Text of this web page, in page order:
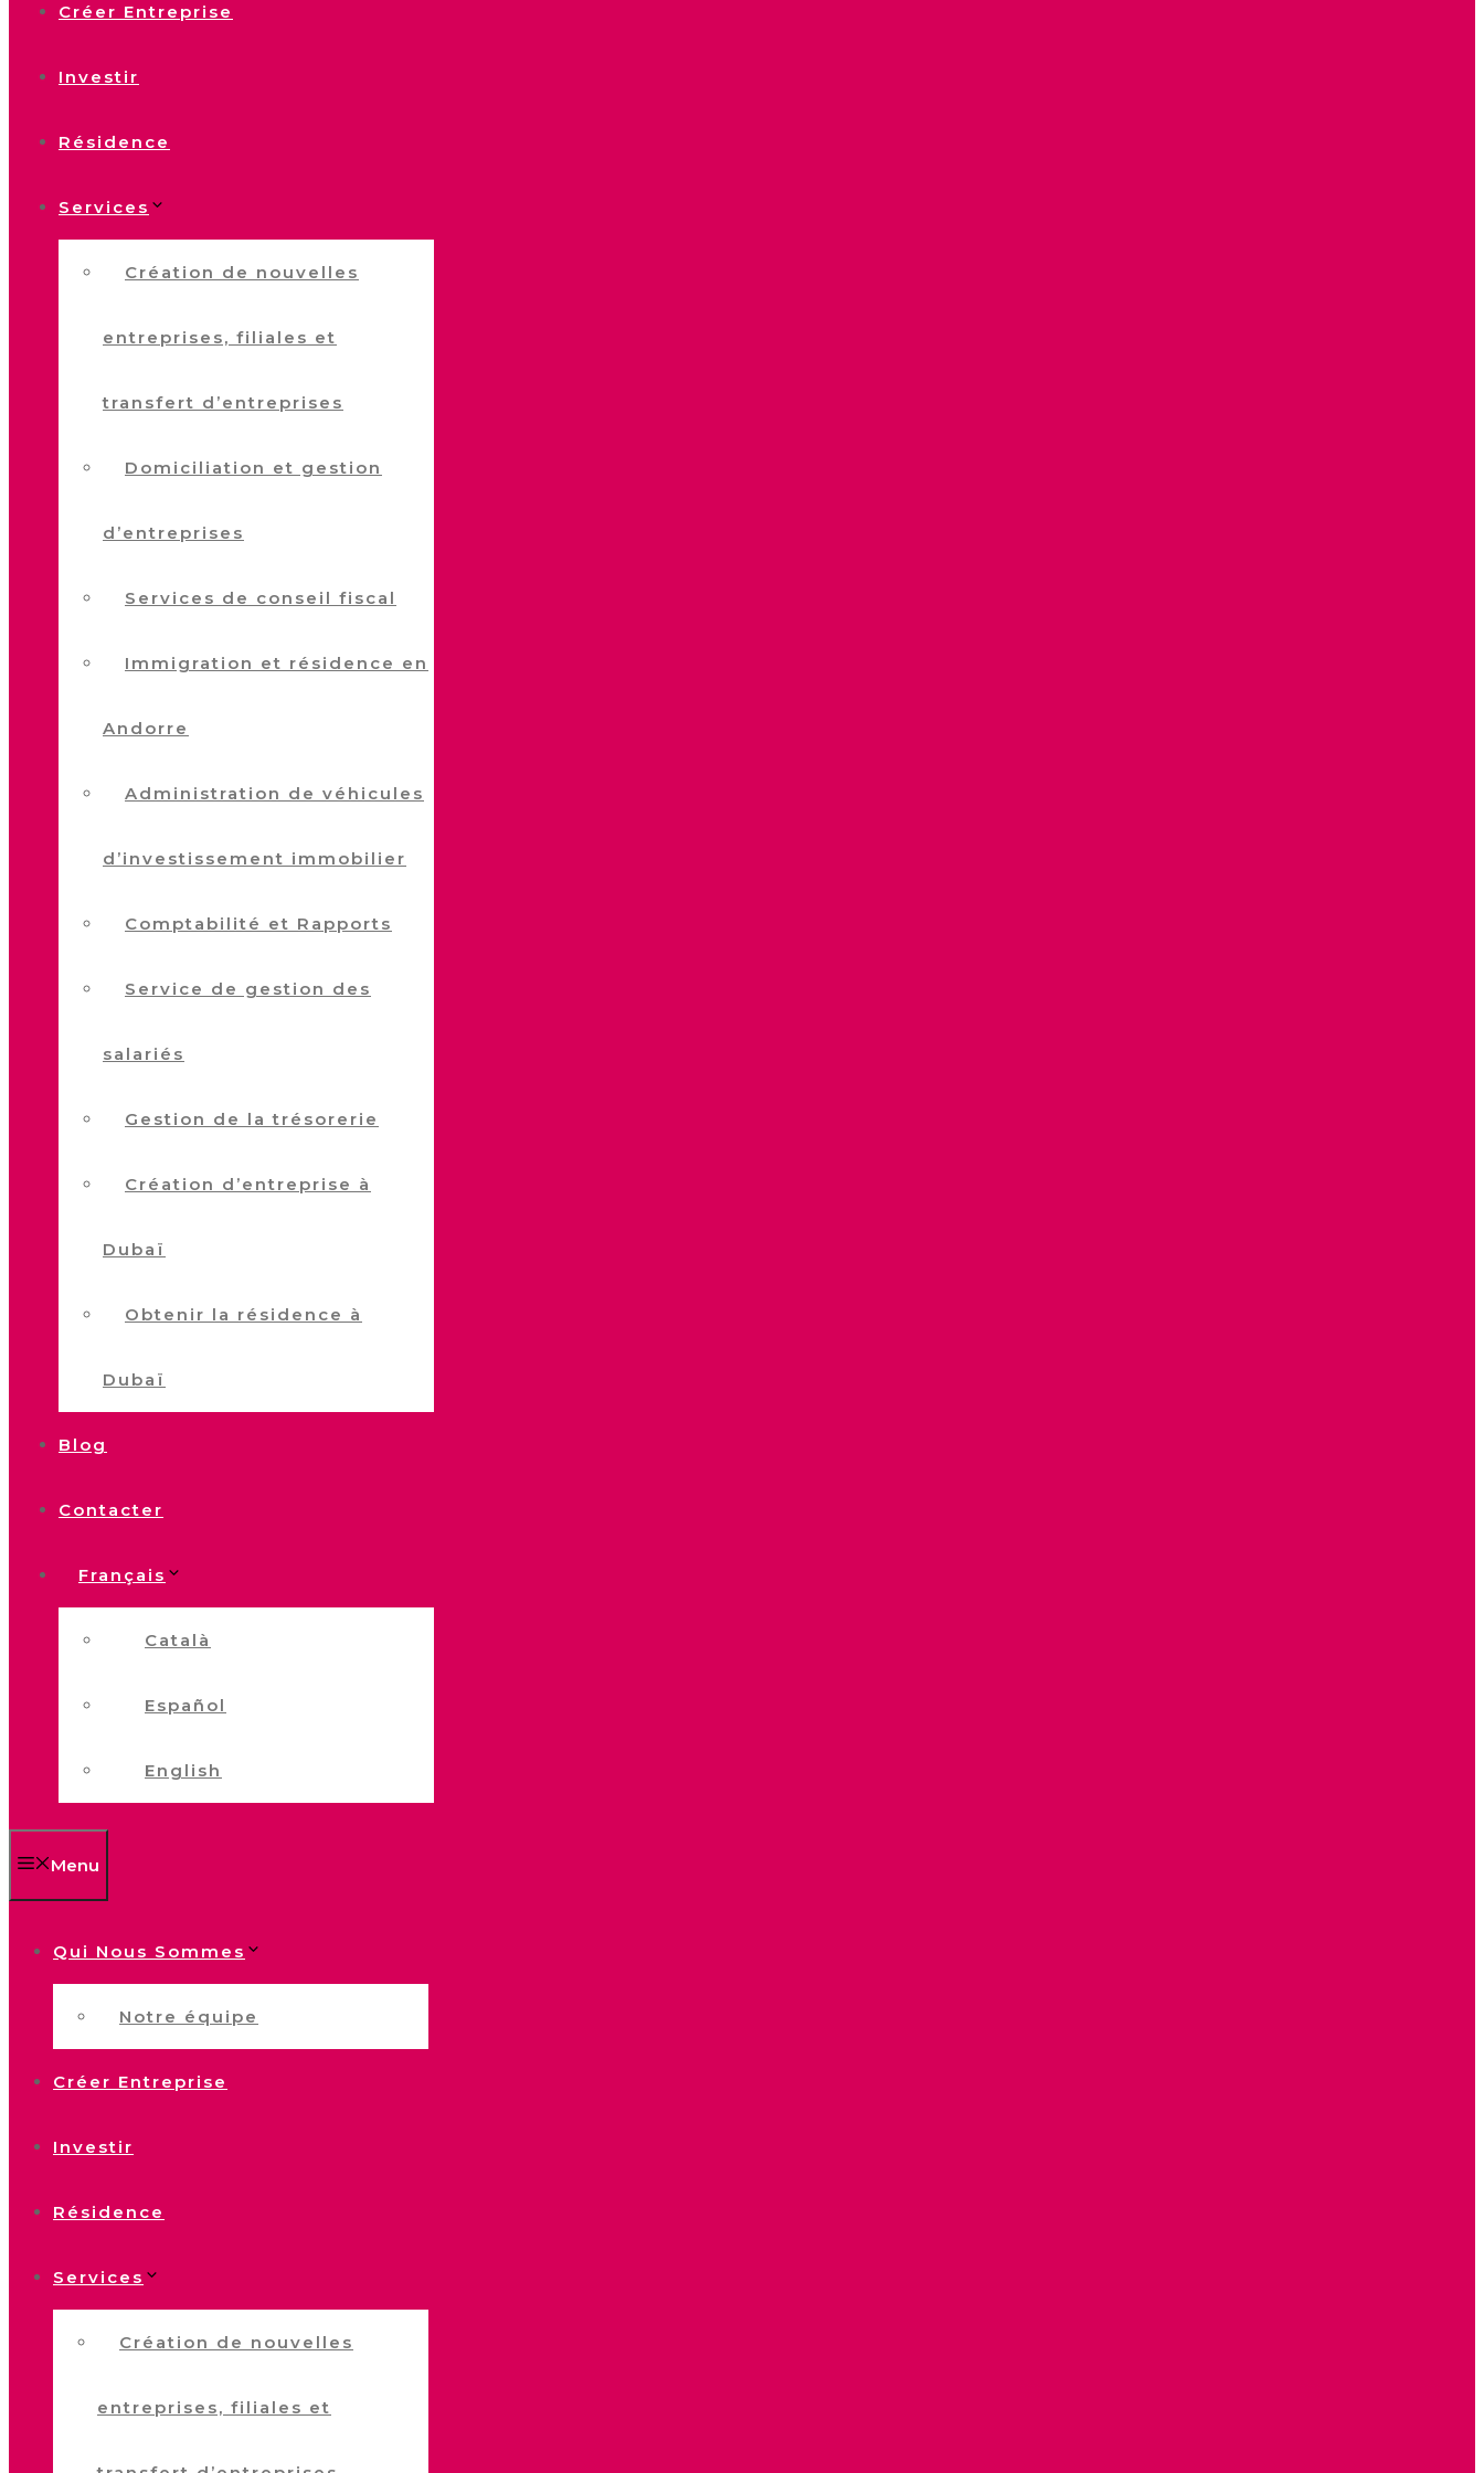
Créer Entreprise
Investir
Résidence
Services
Création de nouvelles
entreprises, filiales et
transfert d’entreprises
Domiciliation et gestion
d’entreprises
Services de conseil fiscal
Immigration et résidence en
Andorre
Administration de véhicules
d’investissement immobilier
Comptabilité et Rapports
Service de gestion des
salariés
Gestion de la trésorerie
Création d’entreprise à
Dubaï
Obtenir la résidence à
Dubaï
Blog
Contacter
Français
Català
Español
English
Menu
Qui Nous Sommes
Notre équipe
Créer Entreprise
Investir
Résidence
Services
Création de nouvelles
entreprises, filiales et